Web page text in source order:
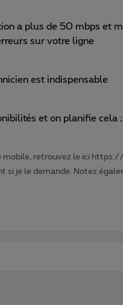
a plus de 50 mbps et
sur votre ligne
est indispensable
et on planifie cela
mobile, retrouvez le ici
si je le demande. Notez